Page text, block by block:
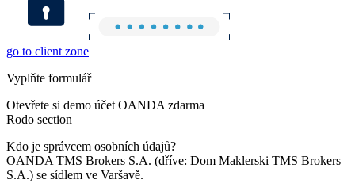
go to client zone
Vyplňte formulář
Otevřete si demo účet OANDA zdarma
Rodo section
Kdo je správcem osobních údajů?
OANDA TMS Brokers S.A. (dříve: Dom Maklerski TMS Brokers
S.A.) se sídlem ve Varšavě.